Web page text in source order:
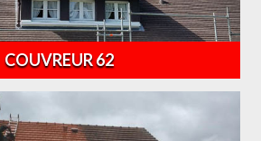
COUVREUR 62